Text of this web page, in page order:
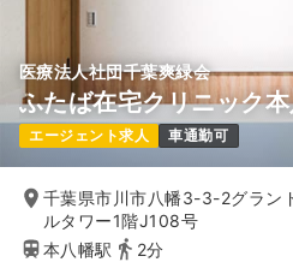
医療法人社団千葉爽緑会
ふたば在宅クリニック
エージェント求人 車通勤可
千葉県市川市八幡3-3-2グラン
ルタワー1階J108号
本八幡駅
2分